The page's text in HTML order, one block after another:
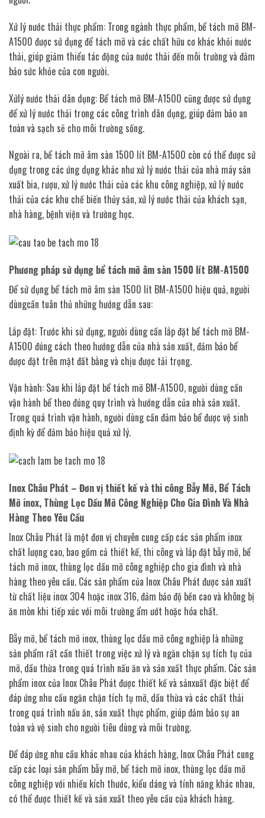
Xử lý nước thải thực phẩm: Trong ngành thực phẩm, bể tách mỡ BM-
A1500 được sử dụng để tách mỡ và các chất hữu cơ khác khỏi nước
thải, giúp giảm thiểu tác động của nước thải đến môi trường và đảm
bảo sức khỏe của con người.
Xửlý nước thải dân dụng: Bể tách mỡ BM-A1500 cũng được sử dụng
để xử lý nước thải trong các công trình dân dụng, giúp đảm bảo an
toàn và sạch sẽ cho môi trường sống.
Ngoài ra, bể tách mỡ âm sàn 1500 lít BM-A1500 còn có thể được sử
dụng trong các ứng dụng khác như xử lý nước thải của nhà máy sản
xuất bia, rượu, xử lý nước thải của các khu công nghiệp, xử lý nước
thải của các khu chế biến thủy sản, xử lý nước thải của khách sạn,
nhà hàng, bệnh viện và trường học.
Phương pháp sử dụng bể tách mỡ âm sàn 1500 lít BM-A1500
Để sử dụng bể tách mỡ âm sàn 1500 lít BM-A1500 hiệu quả, người
dùngcần tuân thủ những hướng dẫn sau:
Lắp đặt: Trước khi sử dụng, người dùng cần lắp đặt bể tách mỡ BM-
A1500 đúng cách theo hướng dẫn của nhà sản xuất, đảm bảo bể
được đặt trên mặt đất bằng và chịu được tải trọng.
Vận hành: Sau khi lắp đặt bể tách mỡ BM-A1500, người dùng cần
vận hành bể theo đúng quy trình và hướng dẫn của nhà sản xuất.
Trong quá trình vận hành, người dùng cần đảm bảo bể được vệ sinh
định kỳ để đảm bảo hiệu quả xử lý.
Inox Châu Phát – Đơn vị thiết kế và thi công Bẫy Mỡ, Bể Tách
Mỡ inox, Thùng Lọc Dầu Mỡ Công Nghiệp Cho Gia Đình Và Nhà
Hàng Theo Yêu Cầu
Inox Châu Phát là một đơn vị chuyên cung cấp các sản phẩm inox
chất lượng cao, bao gồm cả thiết kế, thi công và lắp đặt bẫy mỡ, bể
tách mỡ inox, thùng lọc dầu mỡ công nghiệp cho gia đình và nhà
hàng theo yêu cầu. Các sản phẩm của Inox Châu Phát được sản xuất
từ chất liệu inox 304 hoặc inox 316, đảm bảo độ bền cao và không bị
ăn mòn khi tiếp xúc với môi trường ẩm ướt hoặc hóa chất.
Bẫy mỡ, bể tách mỡ inox, thùng lọc dầu mỡ công nghiệp là những
sản phẩm rất cần thiết trong việc xử lý và ngăn chặn sự tích tụ của
mỡ, dầu thừa trong quá trình nấu ăn và sản xuất thực phẩm. Các sản
phẩm inox của Inox Châu Phát được thiết kế và sảnxuất đặc biệt để
đáp ứng nhu cầu ngăn chặn tích tụ mỡ, dầu thừa và các chất thải
trong quá trình nấu ăn, sản xuất thực phẩm, giúp đảm bảo sự an
toàn và vệ sinh cho người tiêu dùng và môi trường.
Để đáp ứng nhu cầu khác nhau của khách hàng, Inox Châu Phát cung
cấp các loại sản phẩm bẫy mỡ, bể tách mỡ inox, thùng lọc dầu mỡ
công nghiệp với nhiều kích thước, kiểu dáng và tính năng khác nhau,
có thể được thiết kế và sản xuất theo yêu cầu của khách hàng.